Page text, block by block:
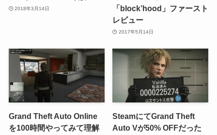
2018年3月14日
「block’hood」ファースト
レビュー
2017年5月14日
Grand Theft Auto Online
を100時間やってみて理解
SteamにてGrand Theft
Auto Vが50% OFFだった